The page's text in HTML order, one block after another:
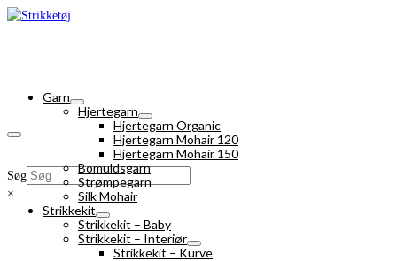
Søg
×
Garn
Hjertegarn
Hjertegarn Organic
Hjertegarn Mohair 120
Hjertegarn Mohair 150
Bomuldsgarn
Strømpegarn
Silk Mohair
Strikkekit
Strikkekit – Baby
Strikkekit – Interiør
Strikkekit – Kurve